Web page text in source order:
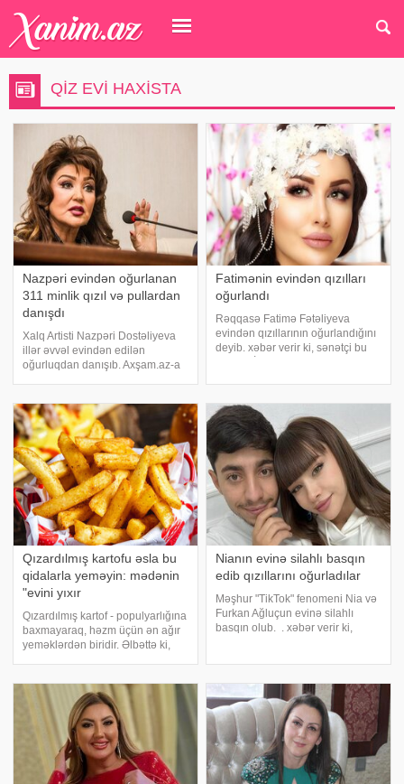
QIZ EVI HAXISTA
Nazpəri evindən oğurlanan
311 minlik qızıl və pullardan
danışdı
Xalq Artisti Nazpəri Dostəliyeva
illər əvvəl evindən edilən
oğurluqdan danışıb. Axşam.az-a
proqramında "Evinizdən 311 min
manat dəyərində qızıl, 15 mi
Fatimənin evindən qızılları
oğurlandı
Rəqqasə Fatimə Fətəliyeva
evindən qızıllarının oğurlandığını
deyib. xəbər verir ki, sənətçi bu
çalışan qadın onun qızılların
Qızardılmış kartofu əsla bu
qidalarla yeməyin: mədənin
"evini yıxır
Qızardılmış kartof - populyarlığına
baxmayaraq, həzm üçün ən ağır
yeməklərdən biridir. Əlbəttə ki,
məsləhət görülmür. O, yalnız
həzm sistemini yükləmir, eyni
Nianın evinə silahlı basqın
edib qızıllarını oğurladılar
Məşhur "TikTok" fenomeni Nia və
Furkan Ağluçun evinə silahlı
basqın olub. . xəbər verir ki,
qapısından evə daxil olub. Nianı